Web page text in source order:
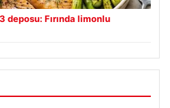
Fırında limonlu